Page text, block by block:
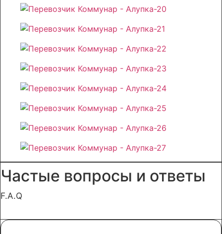
Частые вопросы и ответы
F.A.Q